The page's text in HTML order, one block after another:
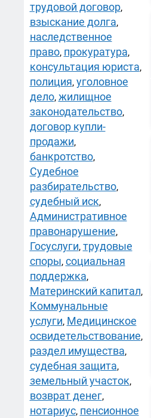
трудовой договор,
взыскание долга,
наследственное
право, прокуратура,
консультация юриста,
полиция, уголовное
дело, жилищное
законодательство,
договор купли-
продажи,
банкротство,
Судебное
разбирательство,
судебный иск,
Административное
правонарушение,
Госуслуги, трудовые
споры, социальная
поддержка,
Материнский капитал,
Коммунальные
услуги, Медицинское
освидетельствование,
раздел имущества,
судебная защита,
земельный участок,
возврат денег,
нотариус, пенсионное